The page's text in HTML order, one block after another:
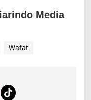
Media
Wafat